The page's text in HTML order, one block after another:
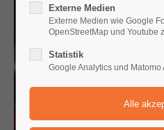
Anmelden
Register
Lorem ipsum dolor sit amet:
Externe Medien
Externe Medien wie Google
OpenStreetMap und Youtube
Statistik
Google Analytics und Matomo